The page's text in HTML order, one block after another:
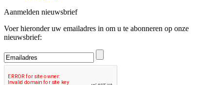
Aanmelden nieuwsbrief
Voer hieronder uw emailadres in om u te abonneren op onze
nieuwsbrief: